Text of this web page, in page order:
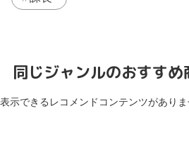
同じジャンルのおすすめ
表示できるレコメンドコンテンツがありま